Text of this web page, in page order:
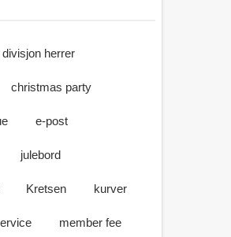
divisjon herrer
christmas party
e-post
julebord
Kretsen kurver
member fee